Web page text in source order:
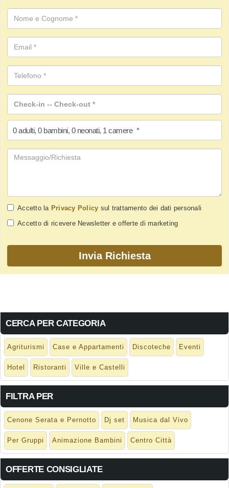
0 adulti, 0 bambini, 0 neonati, 1 camere *
Accetto la Privacy Policy sul trattamento dei dati personali
Accetto di ricevere Newsletter e offerte di marketing
CERCA PER CATEGORIA
Agriturismi Case e Appartamenti Discoteche Eventi
Hotel Ristoranti Ville e Castelli
FILTRA PER
Cenone Serata e Pernotto Dj set Musica dal Vivo
Per Gruppi Animazione Bambini Centro Città
OFFERTE CONSIGLIATE